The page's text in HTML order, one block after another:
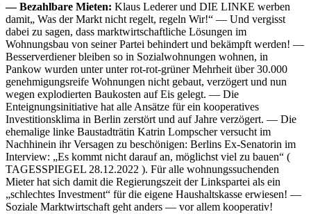
— Bezahlbare Mieten: Klaus Lederer und DIE LINKE werben
damit„ Was der Markt nicht regelt, regeln Wir!“ — Und vergisst
dabei zu sagen, dass marktwirtschaftliche Lösungen im
Wohnungsbau von seiner Partei behindert und bekämpft werden! —
Besserverdiener bleiben so in Sozialwohnungen wohnen, in
Pankow wurden unter unter rot-rot-grüner Mehrheit über 30.000
genehmigungsreife Wohnungen nicht gebaut, verzögert und nun
wegen explodierten Baukosten auf Eis gelegt. — Die
Enteignungsinitiative hat alle Ansätze für ein kooperatives
Investitionsklima in Berlin zerstört und auf Jahre verzögert. — Die
ehemalige linke Baustadträtin Katrin Lompscher versucht im
Nachhinein ihr Versagen zu beschönigen: Berlins Ex-Senatorin im
Interview: „Es kommt nicht darauf an, möglichst viel zu bauen“ (
TAGESSPIEGEL 28.12.2022 ). Für alle wohnungssuchenden
Mieter hat sich damit die Regierungszeit der Linkspartei als ein
„schlechtes Investment“ für die eigene Haushaltskasse erwiesen! —
Soziale Marktwirtschaft geht anders — vor allem kooperativ!